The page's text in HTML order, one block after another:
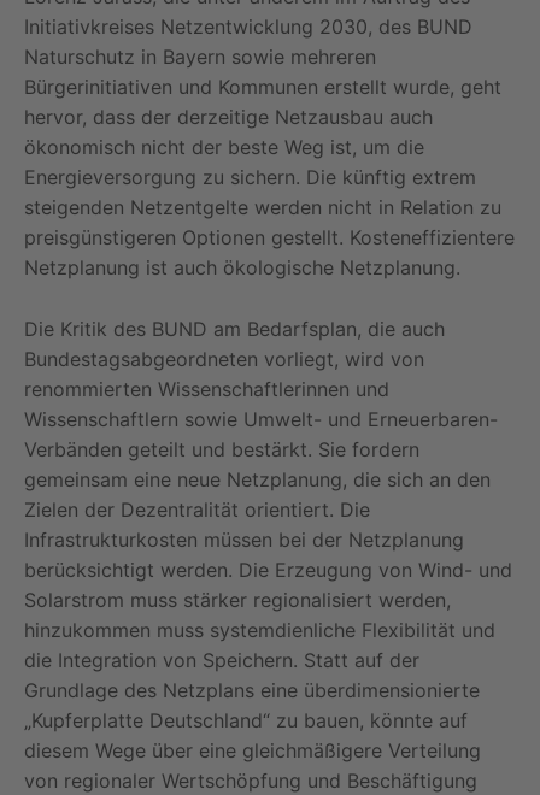
Initiativkreises Netzentwicklung 2030, des BUND
Naturschutz in Bayern sowie mehreren
Bürgerinitiativen und Kommunen erstellt wurde, geht
hervor, dass der derzeitige Netzausbau auch
ökonomisch nicht der beste Weg ist, um die
Energieversorgung zu sichern. Die künftig extrem
steigenden Netzentgelte werden nicht in Relation zu
preisgünstigeren Optionen gestellt. Kosteneffizientere
Netzplanung ist auch ökologische Netzplanung.
Die Kritik des BUND am Bedarfsplan, die auch
Bundestagsabgeordneten vorliegt, wird von
renommierten Wissenschaftlerinnen und
Wissenschaftlern sowie Umwelt- und Erneuerbaren-
Verbänden geteilt und bestärkt. Sie fordern
gemeinsam eine neue Netzplanung, die sich an den
Zielen der Dezentralität orientiert. Die
Infrastrukturkosten müssen bei der Netzplanung
berücksichtigt werden. Die Erzeugung von Wind- und
Solarstrom muss stärker regionalisiert werden,
hinzukommen muss systemdienliche Flexibilität und
die Integration von Speichern. Statt auf der
Grundlage des Netzplans eine überdimensionierte
„Kupferplatte Deutschland“ zu bauen, könnte auf
diesem Wege über eine gleichmäßigere Verteilung
von regionaler Wertschöpfung und Beschäftigung